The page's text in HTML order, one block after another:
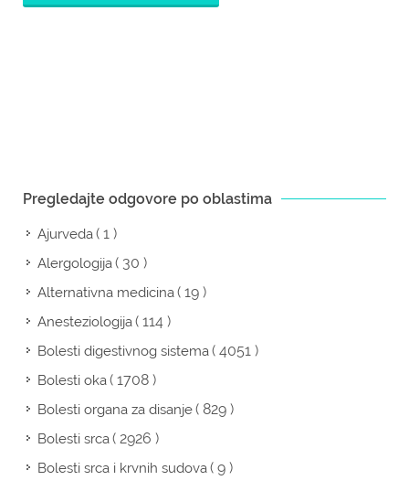
Pregledajte odgovore po oblastima
Ajurveda( 1 )
Alergologija( 30 )
Alternativna medicina( 19 )
Anesteziologija( 114 )
Bolesti digestivnog sistema( 4051 )
Bolesti oka( 1708 )
Bolesti organa za disanje( 829 )
Bolesti srca( 2926 )
Bolesti srca i krvnih sudova( 9 )